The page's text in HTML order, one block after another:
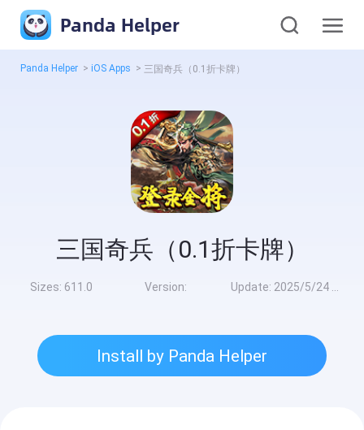
Panda Helper
Panda Helper > iOS Apps > 三国奇兵（0.1折卡牌）
三国奇兵（0.1折卡牌）
Sizes: 611.0 Version: Update: 2025/5/24 10:00:00
Install by Panda Helper